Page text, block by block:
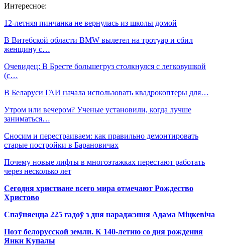
Интересное:
12-летняя пинчанка не вернулась из школы домой
В Витебской области BMW вылетел на тротуар и сбил
женщину с…
Очевидец: В Бресте большегруз столкнулся с легковушкой
(с…
В Беларуси ГАИ начала использовать квадрокоптеры для…
Утром или вечером? Ученые установили, когда лучше
заниматься…
Сносим и перестраиваем: как правильно демонтировать
старые постройки в Барановичах
Почему новые лифты в многоэтажках перестают работать
через несколько лет
Сегодня христиане всего мира отмечают Рождество
Христово
Спаўняецца 225 гадоў з дня нараджэння Адама Міцкевіча
Поэт белорусской земли. К 140-летию со дня рождения
Янки Купалы